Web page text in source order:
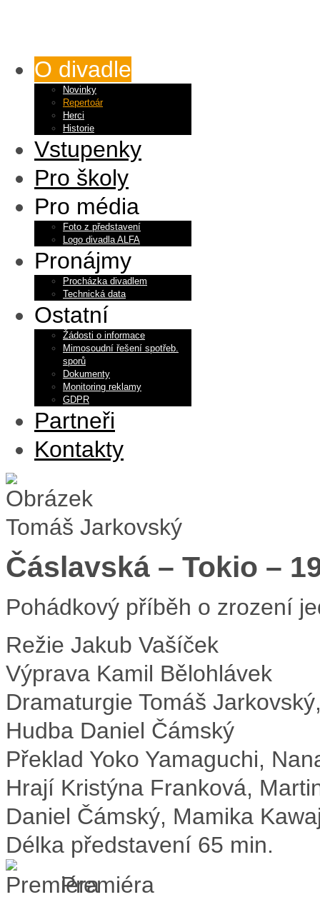
O divadle
Novinky
Repertoár
Herci
Historie
Vstupenky
Pro školy
Pro média
Foto z představení
Logo divadla ALFA
Pronájmy
Procházka divadlem
Technická data
Ostatní
Žádosti o informace
Mimosoudní řešení spotřeb.
sporů
Dokumenty
Monitoring reklamy
GDPR
Partneři
Kontakty
Tomáš Jarkovský
Čáslavská – Tokio –
Pohádkový příběh o zrození
Režie Jakub Vašíček
Výprava Kamil Bělohlávek
Dramaturgie Tomáš
Hudba Daniel Čámský
Překlad Yoko Yamaguchi,
Hrají Kristýna Franková,
Daniel Čámský, Mamika
Délka představení 65 min.
Premiéra